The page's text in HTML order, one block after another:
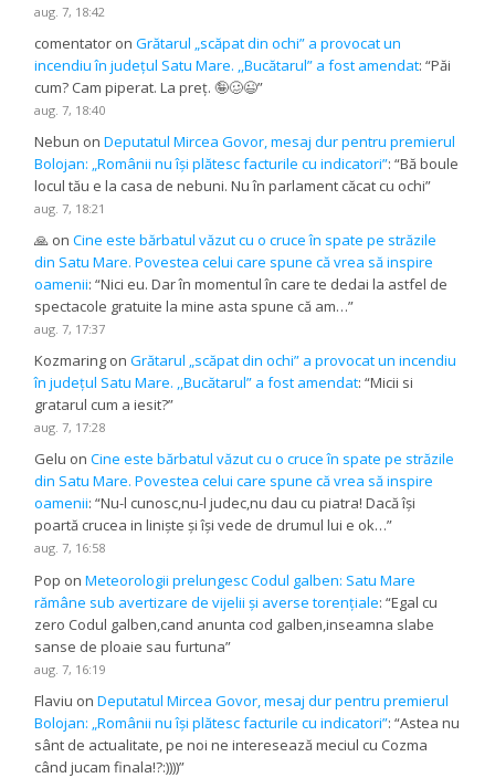
aug. 7, 18:42
comentator onGrătarul „scăpat din ochi” a provocat un
incendiu în județul Satu Mare. ,,Bucătarul” a fost amendat: “Păi
cum? Cam piperat. La preț. 🤪🥴😉”
aug. 7, 18:40
Nebun onDeputatul Mircea Govor, mesaj dur pentru premierul
Bolojan: „Românii nu își plătesc facturile cu indicatori”: “Bă boule
locul tău e la casa de nebuni. Nu în parlament căcat cu ochi”
aug. 7, 18:21
🙏 onCine este bărbatul văzut cu o cruce în spate pe străzile
din Satu Mare. Povestea celui care spune că vrea să inspire
oamenii: “Nici eu. Dar în momentul în care te dedai la astfel de
spectacole gratuite la mine asta spune că am…”
aug. 7, 17:37
Kozmaring onGrătarul „scăpat din ochi” a provocat un incendiu
în județul Satu Mare. ,,Bucătarul” a fost amendat: “Micii si
gratarul cum a iesit?”
aug. 7, 17:28
Gelu onCine este bărbatul văzut cu o cruce în spate pe străzile
din Satu Mare. Povestea celui care spune că vrea să inspire
oamenii: “Nu-l cunosc,nu-l judec,nu dau cu piatra! Dacă își
poartă crucea in liniște și își vede de drumul lui e ok…”
aug. 7, 16:58
Pop onMeteorologii prelungesc Codul galben: Satu Mare
rămâne sub avertizare de vijelii și averse torențiale: “Egal cu
zero Codul galben,cand anunta cod galben,inseamna slabe
sanse de ploaie sau furtuna”
aug. 7, 16:19
Flaviu onDeputatul Mircea Govor, mesaj dur pentru premierul
Bolojan: „Românii nu își plătesc facturile cu indicatori”: “Astea nu
sânt de actualitate, pe noi ne interesează meciul cu Cozma
când jucam finala!?:))))”